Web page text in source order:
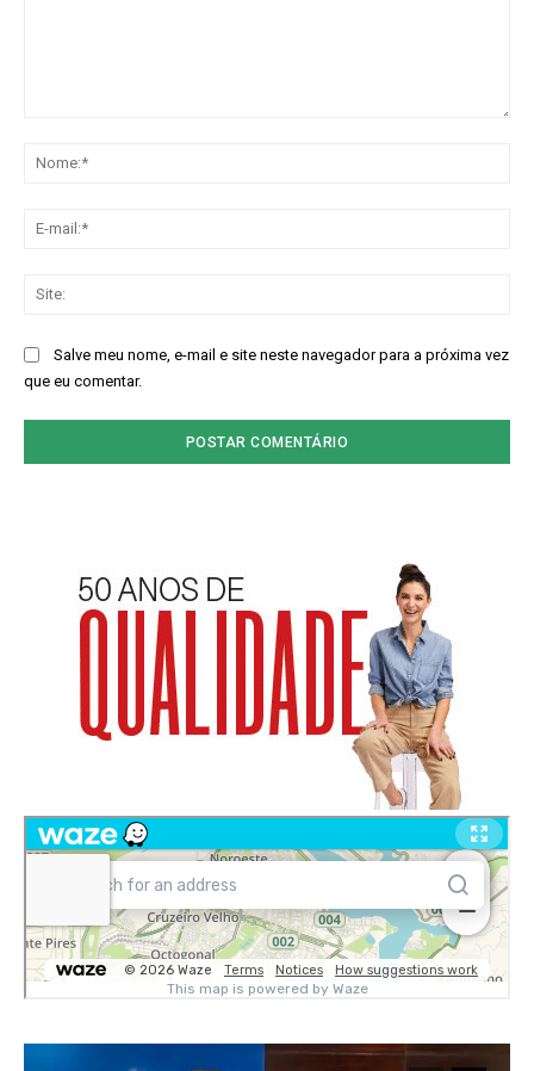
Salve meu nome, e-mail e site neste navegador para a próxima vez
que eu comentar.